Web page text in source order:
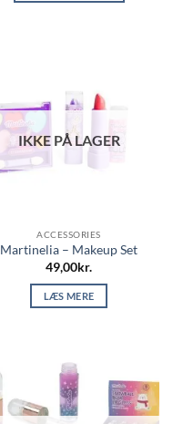
IKKE PÅ LAGER
ACCESSORIES
Martinelia – Makeup Set
49,00kr.
LÆS MERE